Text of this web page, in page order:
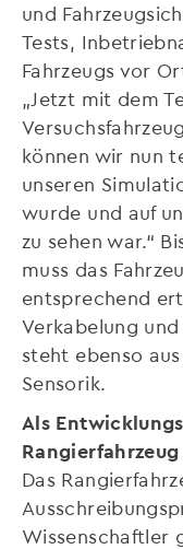
und
Tests,
Fahrzeugs vor
„Jetzt mit dem
können wir nun
unseren
wurde und auf
zu sehen war.“
muss das
entsprechend
Verkabelung
steht ebenso
Sensorik.
Als
Rangierfahrzeug
Das
Wissenschaftler